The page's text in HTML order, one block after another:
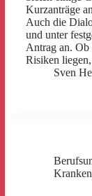
Kurzanträge
Auch die
und unter
Antrag an. Ob
Risiken
Sven